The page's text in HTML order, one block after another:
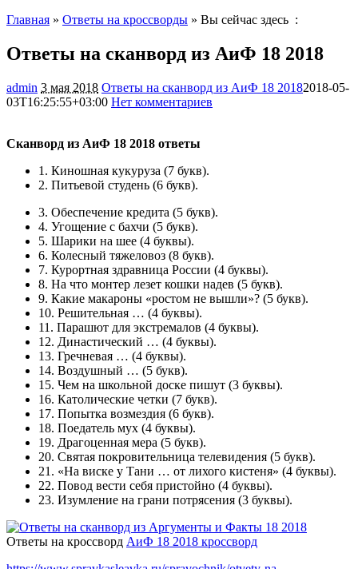
Главная » Ответы на кроссворды » Вы сейчас здесь :
Ответы на сканворд из АиФ 18 2018
admin 3 мая 2018 Ответы на сканворд из АиФ 18 20182018-05-
03T16:25:55+03:00 Нет комментариев
Сканворд из АиФ 18 2018 ответы
1. Киношная кукуруза (7 букв).
2. Питьевой студень (6 букв).
3. Обеспечение кредита (5 букв).
4. Угощение с бахчи (5 букв).
5. Шарики на шее (4 буквы).
6. Колесный тяжеловоз (8 букв).
7. Курортная здравница России (4 буквы).
8. На что монтер лезет кошки надев (5 букв).
9. Какие макароны «ростом не вышли»? (5 букв).
10. Решительная … (4 буквы).
11. Парашют для экстремалов (4 буквы).
12. Династический … (4 буквы).
13. Гречневая … (4 буквы).
14. Воздушный … (5 букв).
15. Чем на школьной доске пишут (3 буквы).
16. Католические четки (7 букв).
17. Попытка возмездия (6 букв).
18. Поедатель мух (4 буквы).
19. Драгоценная мера (5 букв).
20. Святая покровительница телевидения (5 букв).
21. «На виске у Тани … от лихого кистеня» (4 буквы).
22. Повод вести себя пристойно (4 буквы).
23. Изумление на грани потрясения (3 буквы).
Ответы на кроссворд АиФ 18 2018 кроссворд